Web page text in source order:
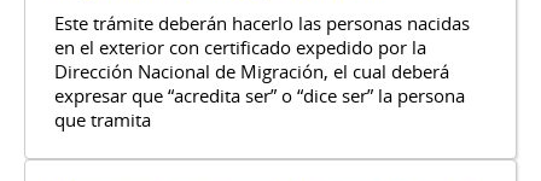
Este trámite deberán hacerlo las personas nacidas
en el exterior con certificado expedido por la
Dirección Nacional de Migración, el cual deberá
expresar que “acredita ser” o “dice ser” la persona
que tramita